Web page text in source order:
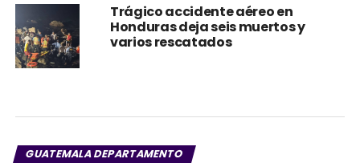
Trágico accidente aéreo en
Honduras deja seis muertos y
varios rescatados
GUATEMALA DEPARTAMENTO